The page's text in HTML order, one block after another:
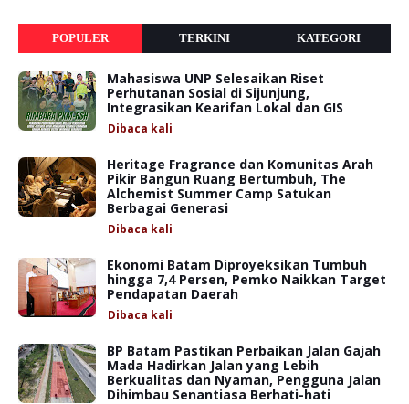
POPULER TERKINI KATEGORI
Mahasiswa UNP Selesaikan Riset
Perhutanan Sosial di Sijunjung,
Integrasikan Kearifan Lokal dan GIS
Dibaca kali
Heritage Fragrance dan Komunitas Arah
Pikir Bangun Ruang Bertumbuh, The
Alchemist Summer Camp Satukan
Berbagai Generasi
Dibaca kali
Ekonomi Batam Diproyeksikan Tumbuh
hingga 7,4 Persen, Pemko Naikkan Target
Pendapatan Daerah
Dibaca kali
BP Batam Pastikan Perbaikan Jalan Gajah
Mada Hadirkan Jalan yang Lebih
Berkualitas dan Nyaman, Pengguna Jalan
Dihimbau Senantiasa Berhati-hati